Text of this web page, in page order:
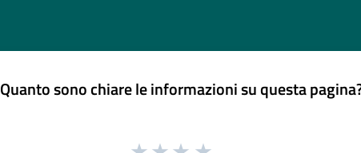
Quanto sono chiare le informazioni su questa